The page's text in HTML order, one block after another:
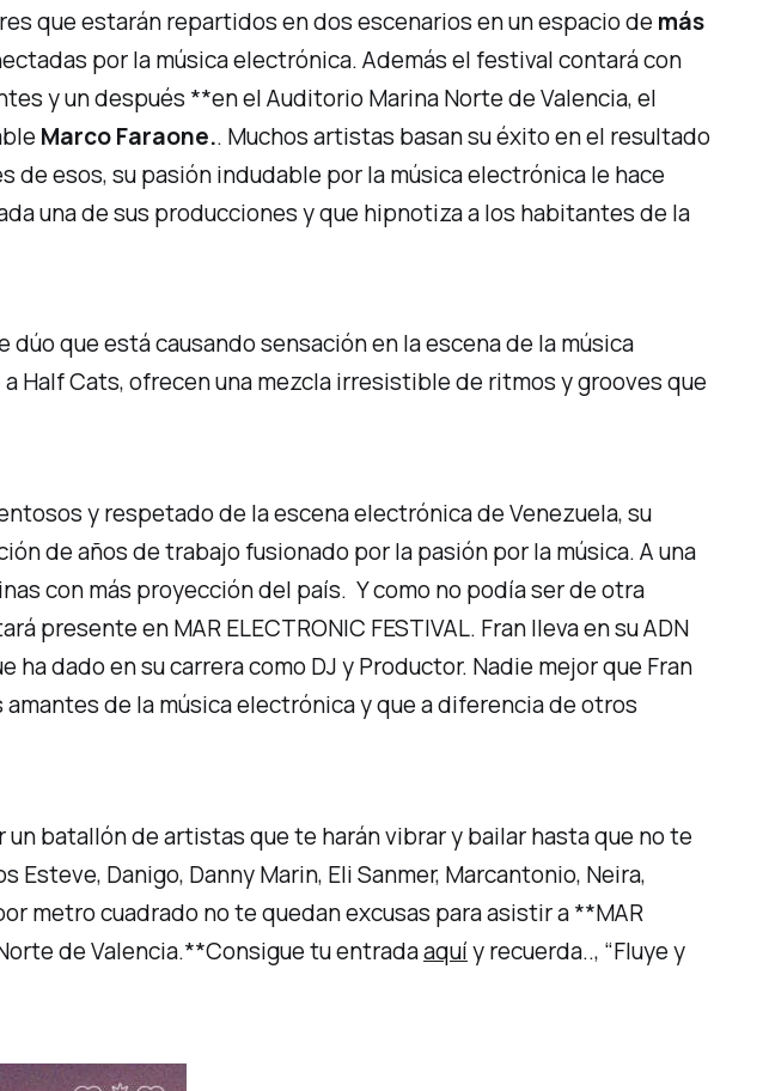
que estarán repartidos en dos escenarios en un espacio de más
por la música electrónica. Además el festival contará con
y un después **en el Auditorio Marina Norte de Valencia, el
Marco Faraone.. Muchos artistas basan su éxito en el resultado
esos, su pasión indudable por la música electrónica le hace
una de sus producciones y que hipnotiza a los habitantes de la
que está causando sensación en la escena de la música
Cats, ofrecen una mezcla irresistible de ritmos y grooves que
y respetado de la escena electrónica de Venezuela, su
de años de trabajo fusionado por la pasión por la música. A una
con más proyección del país. Y como no podía ser de otra
presente en MAR ELECTRONIC FESTIVAL. Fran lleva en su ADN
dado en su carrera como DJ y Productor. Nadie mejor que Fran
de la música electrónica y que a diferencia de otros
batallón de artistas que te harán vibrar y bailar hasta que no te
Danigo, Danny Marin, Eli Sanmer, Marcantonio, Neira,
metro cuadrado no te quedan excusas para asistir a **MAR
de Valencia.**Consigue tu entradaaquíy recuerda.., “Fluye y